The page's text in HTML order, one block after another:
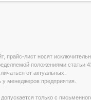
прайс-лист носят
положениями статьи
от актуальных.
менеджеров предприятия.
допускается только с